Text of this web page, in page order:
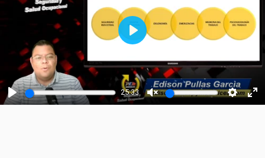
Play
25:33
Unmute Settings
Play